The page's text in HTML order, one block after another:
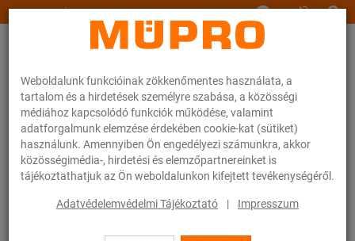
Weboldalunk funkcióinak zökkenőmentes használata, a
tartalom és a hirdetések személyre szabása, a közösségi
médiához kapcsolódó funkciók működése, valamint
adatforgalmunk elemzése érdekében cookie-kat (sütiket)
használunk. Amennyiben Ön engedélyezi számunkra, akkor
közösségimédia-, hirdetési és elemzőpartnereinket is
tájékoztathatjuk az Ön weboldalunkon kifejtett tevékenységéről.
Adatvédelemvédelmi Tájékoztató | Impresszum
www.muepro.hu
Webáruhàz Rögzítéstechnika
Légtechnika
Szerelősínek szellőzőcsövek rögzítéséhez
MPC-rendszersínek (kis és közepes terheléshez)
MPC-rendszersínek
1 / 63